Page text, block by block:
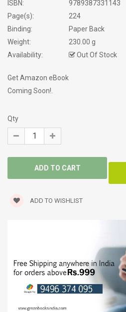
ISBN:
9789387331143
Page(s):
224
Binding:
Paper Back
Weight:
230.00 g
Availability:
Out Of Stock
Get Amazon eBook
Coming Soon!.
Qty
ADD TO WISHLIST